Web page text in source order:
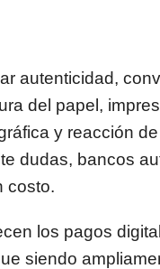
autenticidad,
del papel,
y reacción
dudas, bancos
costo.
los pagos
siendo